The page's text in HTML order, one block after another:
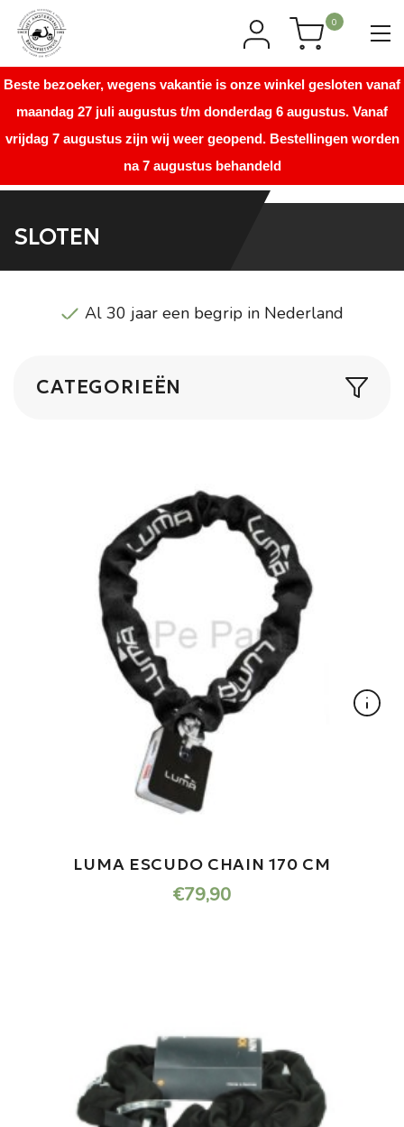
Beste bezoeker, wegens vakantie is onze winkel gesloten vanaf
maandag 27 juli augustus t/m donderdag 6 augustus. Vanaf
vrijdag 7 augustus zijn wij weer geopend. Bestellingen worden
na 7 augustus behandeld
0
SLOTEN
Al 30 jaar een begrip in Nederland
CATEGORIEËN
LUMA ESCUDO CHAIN 170 CM
€79,90